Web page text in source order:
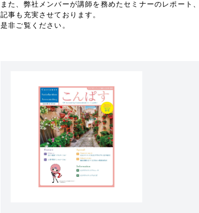
また、弊社メンバーが講師を務めたセミナーのレポー
記事も充実させております。
是非ご覧ください。